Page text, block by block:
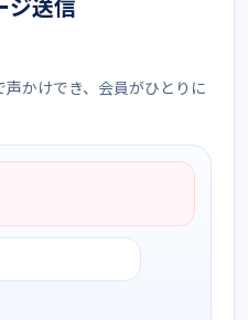
かけでき、会員がひとりに